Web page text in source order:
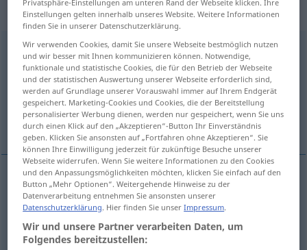
„filia“: rodzaj żeński
filiaf <gendatlok-ii; -e>
Übersicht aller Übersetzungen
(Für mehr Details die Übersetzung anklicken/antippen)
Filiale, Zweigstelle
Filialef filia
Zweigstellef filia
Privatsphäre-Einstellungen am unteren Rand der Webseite klicken. Ihre
Einstellungen gelten innerhalb unseres Website. Weitere Informationen
finden Sie in unserer Datenschutzerklärung.
Wir verwenden Cookies, damit Sie unsere Webseite bestmöglich nutzen
und wir besser mit Ihnen kommunizieren können. Notwendige,
funktionale und statistische Cookies, die für den Betrieb der Webseite
und der statistischen Auswertung unserer Webseite erforderlich sind,
werden auf Grundlage unserer Vorauswahl immer auf Ihrem Endgerät
gespeichert. Marketing-Cookies und Cookies, die der Bereitstellung
personalisierter Werbung dienen, werden nur gespeichert, wenn Sie uns
durch einen Klick auf den „Akzeptieren“-Button Ihr Einverständnis
geben. Klicken Sie ansonsten auf „Fortfahren ohne Akzeptieren“. Sie
können Ihre Einwilligung jederzeit für zukünftige Besuche unserer
Webseite widerrufen. Wenn Sie weitere Informationen zu den Cookies
und den Anpassungsmöglichkeiten möchten, klicken Sie einfach auf den
Button „Mehr Optionen“. Weitergehende Hinweise zu der
Datenverarbeitung entnehmen Sie ansonsten unserer
Datenschutzerklärung. Hier finden Sie unserImpressum.
Wir und unsere Partner verarbeiten Daten, um
Folgendes bereitzustellen: